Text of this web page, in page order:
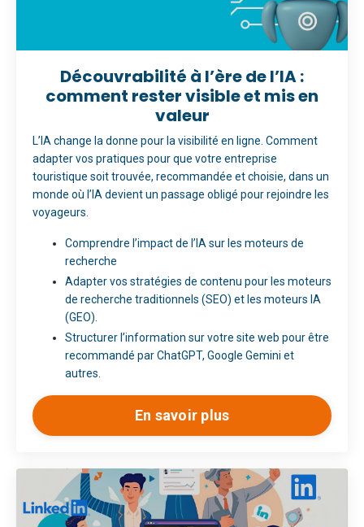
Découvrabilité à l’ère de l’IA :
comment rester visible et mis en
valeur
L’IA change la donne pour la visibilité en ligne. Comment
adapter vos pratiques pour que votre entreprise
touristique soit trouvée, recommandée et choisie, dans un
monde où l’IA devient un passage obligé pour rejoindre les
voyageurs.
Comprendre l’impact de l’IA sur les moteurs de
recherche
Adapter vos stratégies de contenu pour les moteurs
de recherche traditionnels (SEO) et les moteurs IA
(GEO).
Structurer l’information sur votre site web pour être
recommandé par ChatGPT, Google Gemini et
autres.
En savoir plus